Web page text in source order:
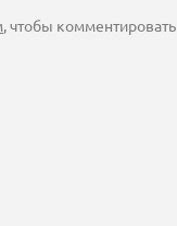
, чтобы комментировать